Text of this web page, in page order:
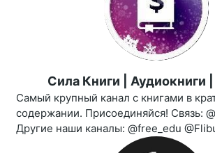
Сила Книги | Аудиокниги
Самый крупный канал с книгами в
содержании. Присоединяйся! Связь:
Другие наши каналы: @free_edu